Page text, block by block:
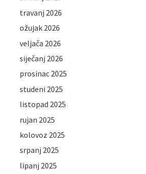
travanj 2026
ožujak 2026
veljača 2026
siječanj 2026
prosinac 2025
studeni 2025
listopad 2025
rujan 2025
kolovoz 2025
srpanj 2025
lipanj 2025